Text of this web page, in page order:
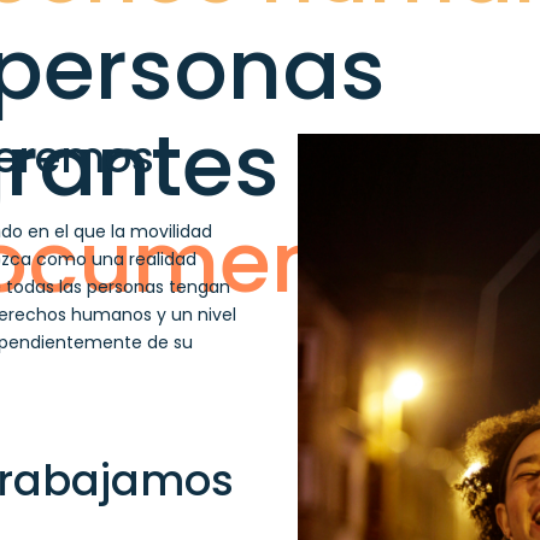
en el que la movilidad
como una realidad
las personas tengan
humanos y un nivel
de su